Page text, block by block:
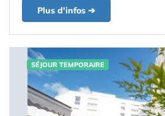
Plus d'infos ➔
SÉJOUR TEMPORAIRE